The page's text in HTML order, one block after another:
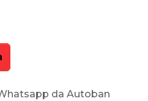
da Autoban